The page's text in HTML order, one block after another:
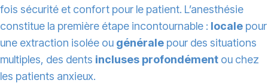
fois sécurité et confort pour le patient. L’anesthésie
constitue la première étape incontournable : locale pour
une extraction isolée ou générale pour des situations
multiples, des dents incluses profondément ou chez
les patients anxieux.